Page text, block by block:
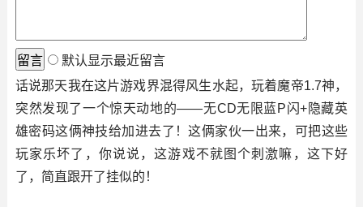
默认显示最近留言
话说那天我在这片游戏界混得风生水起，玩着魔帝1.7神，
突然发现了一个惊天动地的——无CD无限蓝P闪+隐藏英
雄密码这俩神技给加进去了！这俩家伙一出来，可把这些
玩家乐坏了，你说说，这游戏不就图个刺激嘛，这下好
了，简直跟开了挂似的！